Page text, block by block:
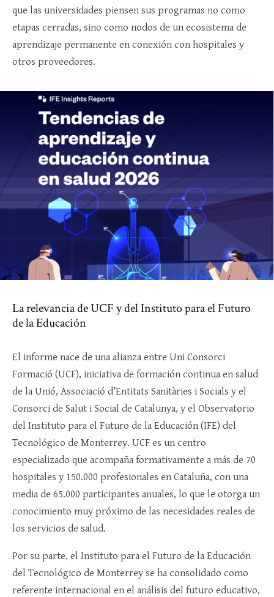
que las universidades piensen sus programas no como
etapas cerradas, sino como nodos de un ecosistema de
aprendizaje permanente en conexión con hospitales y
otros proveedores.​
La relevancia de UCF y del Instituto para el Futuro
de la Educación
El informe nace de una alianza entre Uni Consorci
Formació (UCF), iniciativa de formación continua en salud
de la Unió, Associació d’Entitats Sanitàries i Socials y el
Consorci de Salut i Social de Catalunya, y el Observatorio
del Instituto para el Futuro de la Educación (IFE) del
Tecnológico de Monterrey. UCF es un centro
especializado que acompaña formativamente a más de 70
hospitales y 150.000 profesionales en Cataluña, con una
media de 65.000 participantes anuales, lo que le otorga un
conocimiento muy próximo de las necesidades reales de
los servicios de salud.​
Por su parte, el Instituto para el Futuro de la Educación
del Tecnológico de Monterrey se ha consolidado como
referente internacional en el análisis del futuro educativo,